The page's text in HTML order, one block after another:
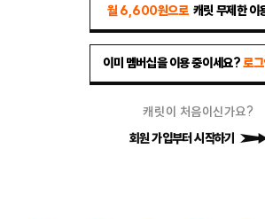
월 6,600원으로 캐릿 무제한 이
이미 멤버십을 이용 중이세요?로
캐릿이 처음이신가요?
회원 가입부터 시작하기